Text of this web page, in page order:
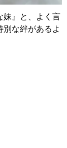
妹』と、よく言
別な絆があるよ